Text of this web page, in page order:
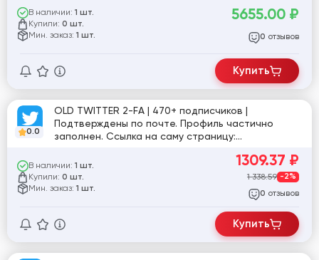
В наличии: 1 шт.
Купили: 0 шт.
Мин. заказ: 1 шт.
5655.00 ₽
0 отзывов
Купить
0.0
OLD TWITTER 2-FA | 470+ подписчиков |
Подтверждены по почте. Профиль частично
заполнен. Ссылка на саму страницу:
В наличии: 1 шт.
Купили: 0 шт.
Мин. заказ: 1 шт.
1309.37 ₽
1 338.59 -2%
0 отзывов
Купить